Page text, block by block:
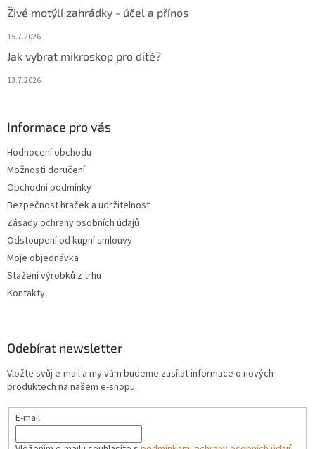
Živé motýlí zahrádky - účel a přínos
15.7.2026
Jak vybrat mikroskop pro dítě?
13.7.2026
Informace pro vás
Hodnocení obchodu
Možnosti doručení
Obchodní podmínky
Bezpečnost hraček a udržitelnost
Zásady ochrany osobních údajů
Odstoupení od kupní smlouvy
Moje objednávka
Stažení výrobků z trhu
Kontakty
Odebírat newsletter
Vložte svůj e-mail a my vám budeme zasílat informace o nových
produktech na našem e-shopu.
E-mail